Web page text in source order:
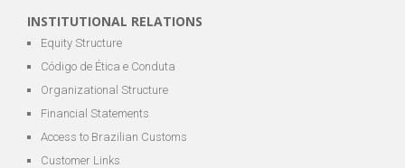
INSTITUTIONAL RELATIONS
Equity Structure
Código de Ética e Conduta
Organizational Structure
Financial Statements
Access to Brazilian Customs
Customer Links